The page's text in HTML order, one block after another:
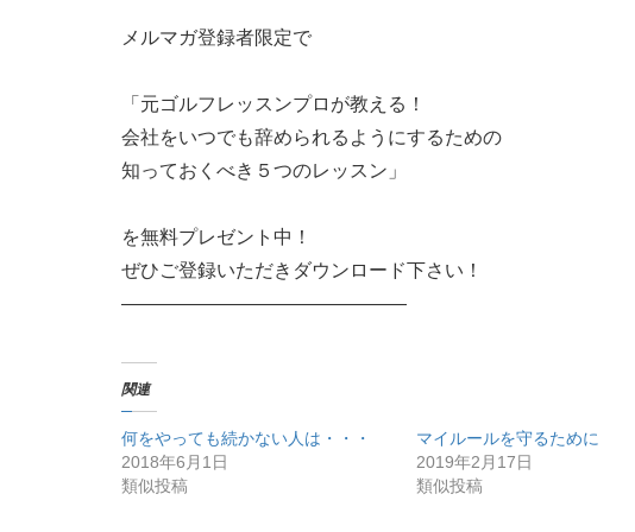
メルマガ登録者限定で
「元ゴルフレッスンプロが教える！
会社をいつでも辞められるようにするための
知っておくべき５つのレッスン」
を無料プレゼント中！
ぜひご登録いただきダウンロード下さい！
———————————————
関連
何をやっても続かない人は・・・
2018年6月1日
類似投稿
マイルールを守るために
2019年2月17日
類似投稿